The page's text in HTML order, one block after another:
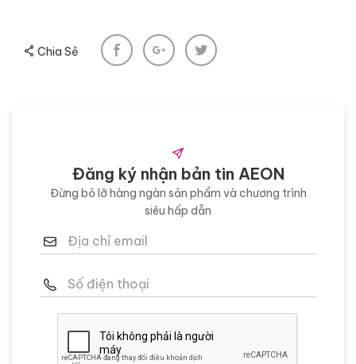
Chia Sẻ
Đăng ký nhận bản tin AEON
Đừng bỏ lỡ hàng ngàn sản phẩm và chương trình
siêu hấp dẫn